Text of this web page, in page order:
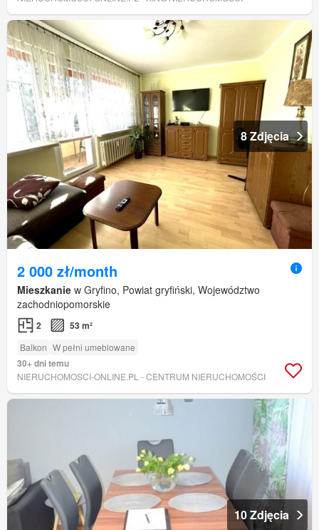
8 Zdjęcia
2 000 zł/month
Mieszkanie w Gryfino, Powiat gryfiński, Województwo
zachodniopomorskie
2 53 m²
Balkon W pełni umeblowane
30+ dni temu
NIERUCHOMOSCI-ONLINE.PL - CENTRUM NIERUCHOMOŚCI
10 Zdjęcia